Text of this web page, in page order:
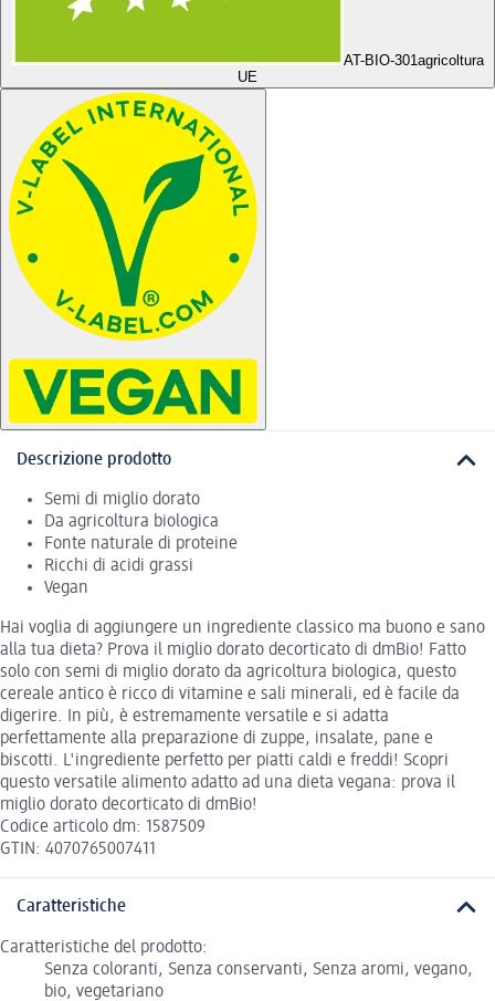
AT-BIO-301agricoltura
UE
Descrizione prodotto
Semi di miglio dorato
Da agricoltura biologica
Fonte naturale di proteine
Ricchi di acidi grassi
Vegan
Hai voglia di aggiungere un ingrediente classico ma buono e sano
alla tua dieta? Prova il miglio dorato decorticato di dmBio! Fatto
solo con semi di miglio dorato da agricoltura biologica, questo
cereale antico è ricco di vitamine e sali minerali, ed è facile da
digerire. In più, è estremamente versatile e si adatta
perfettamente alla preparazione di zuppe, insalate, pane e
biscotti. L'ingrediente perfetto per piatti caldi e freddi! Scopri
questo versatile alimento adatto ad una dieta vegana: prova il
miglio dorato decorticato di dmBio!
Codice articolo dm: 1587509
GTIN: 4070765007411
Caratteristiche
Caratteristiche del prodotto:
Senza coloranti, Senza conservanti, Senza aromi, vegano,
bio, vegetariano